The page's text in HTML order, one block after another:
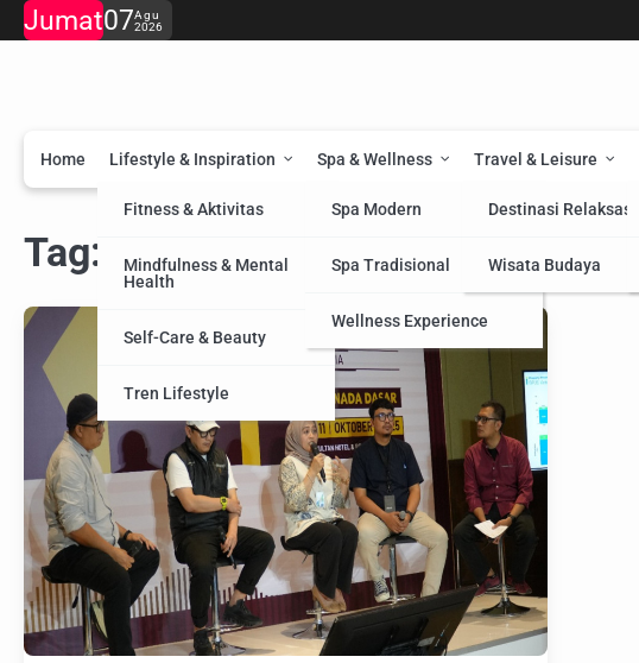
Skip
to
Jumat07Agu
2026
Home Lifestyle & Inspiration
Fitness & Aktivitas
Mindfulness & Mental
Health
Self-Care & Beauty
Tren Lifestyle
Spa & Wellness
Spa Modern
Spa Tradisional
Wellness Experience
Travel & Leisure
Destinasi Relaksasi
Wisata Budaya
Tag: Musisi